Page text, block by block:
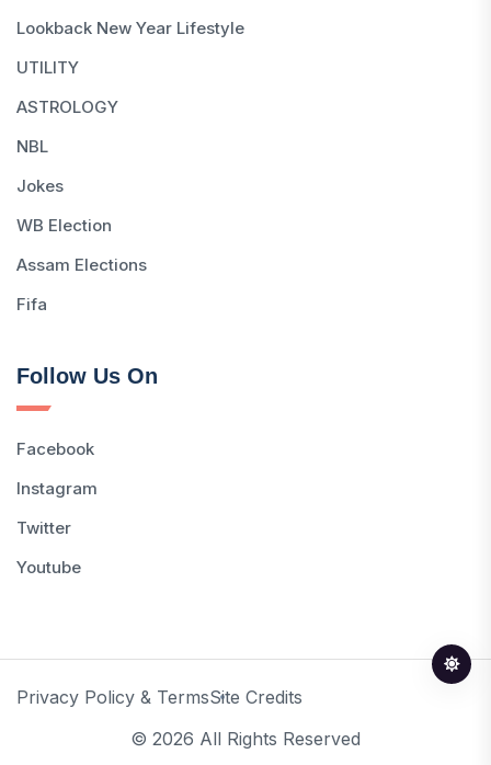
Lookback New Year Lifestyle
UTILITY
ASTROLOGY
NBL
Jokes
WB Election
Assam Elections
Fifa
Follow Us On
Facebook
Instagram
Twitter
Youtube
Privacy Policy & TermsSite Credits
© 2026 All Rights Reserved